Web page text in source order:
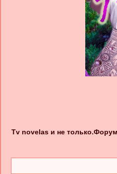
Tv novelas и не